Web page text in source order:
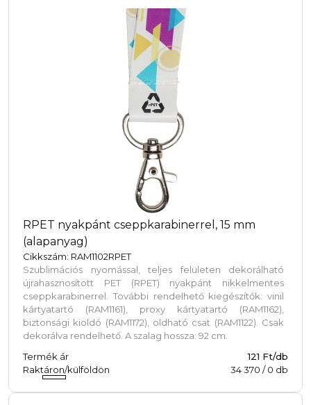
RPET nyakpánt cseppkarabinerrel, 15 mm
(alapanyag)
Cikkszám: RAM1102RPET
Szublimációs nyomással, teljes felületen dekorálható
újrahasznosított PET (RPET) nyakpánt nikkelmentes
cseppkarabinerrel. További rendelhető kiegészítők: vinil
kártyatartó (RAM1161), proxy kártyatartó (RAM1162),
biztonsági kioldó (RAM1172), oldható csat (RAM1122). Csak
dekorálva rendelhető. A szalag hossza: 92 cm.
Termék ár
121 Ft/db
Raktáron/külföldön
34 370 /0 db